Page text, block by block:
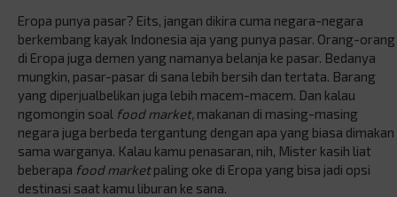
Eropa punya pasar? Eits, jangan dikira cuma negara-negara
berkembang kayak Indonesia aja yang punya pasar. Orang-orang
di Eropa juga demen yang namanya belanja ke pasar. Bedanya
mungkin, pasar-pasar di sana lebih bersih dan tertata. Barang
yang diperjualbelikan juga lebih macem-macem. Dan kalau
ngomongin soal food market, makanan di masing-masing
negara juga berbeda tergantung dengan apa yang biasa dimakan
sama warganya. Kalau kamu penasaran, nih, Mister kasih liat
beberapa food marketpaling oke di Eropa yang bisa jadi opsi
destinasi saat kamu liburan ke sana.